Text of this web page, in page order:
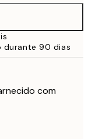
21,95 €
38 €
durante 90 dias
com